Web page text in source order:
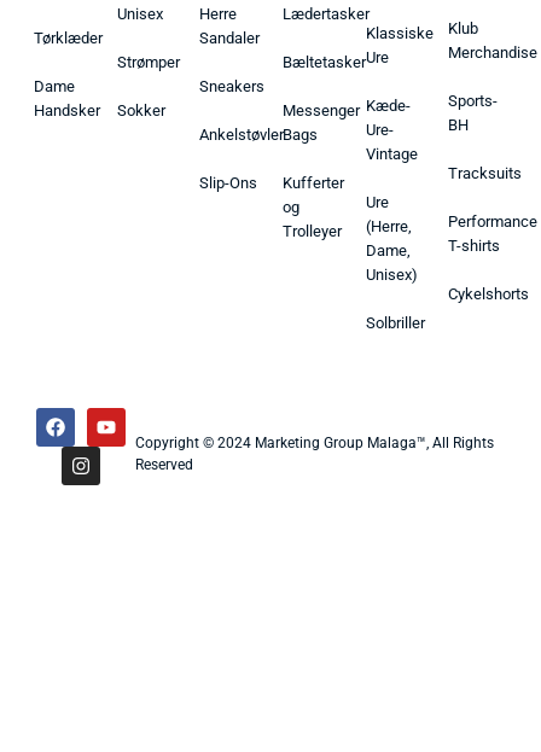
Tørklæder
Dame
Handsker
Unisex
Strømper
Sokker
Herre
Sandaler
Sneakers
Ankelstøvler
Slip-Ons
Lædertasker
Bæltetasker
Messenger
Bags
Kufferter
og
Trolleyer
Klassiske
Ure
Kæde-
Ure-
Vintage
Ure
(Herre,
Dame,
Unisex)
Solbriller
Klub
Merchandise
Sports-
BH
Tracksuits
Performance
T-shirts
Cykelshorts
Copyright © 2024 Marketing Group Malaga™, All Rights
Reserved